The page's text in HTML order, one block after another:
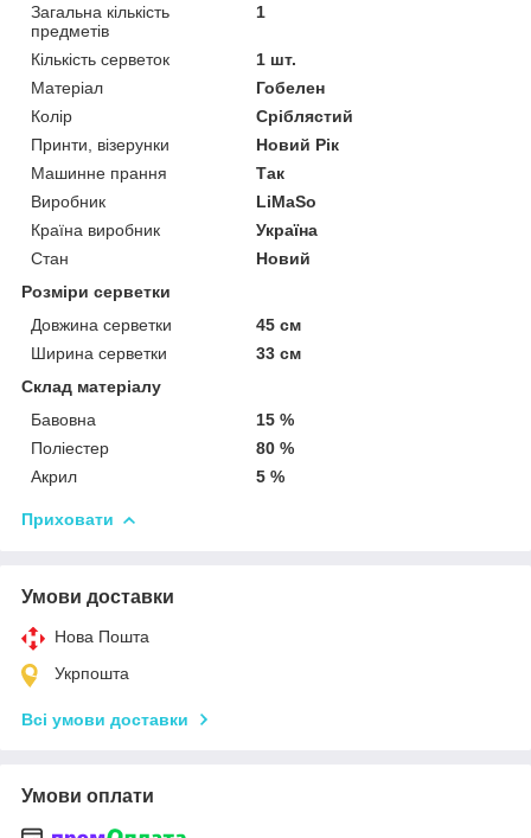
Загальна кількість
предметів
1
Кількість серветок
1 шт.
Матеріал
Гобелен
Колір
Сріблястий
Принти, візерунки
Новий Рік
Машинне прання
Так
Виробник
LiMaSo
Країна виробник
Україна
Стан
Новий
Розміри серветки
Довжина серветки
45 см
Ширина серветки
33 см
Склад матеріалу
Бавовна
15 %
Поліестер
80 %
Акрил
5 %
Приховати
Умови доставки
Нова Пошта
Укрпошта
Всі умови доставки
Умови оплати